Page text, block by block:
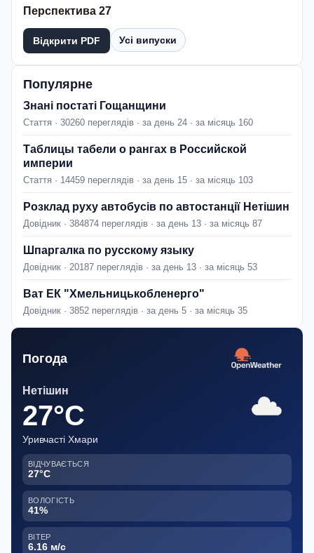
Перспектива 27
Відкрити PDF Усі випуски
Популярне
Знані постаті Гощанщини
Стаття · 30260 переглядів · за день 24 · за місяць 160
Таблицы табели о рангах в Российской
империи
Стаття · 14459 переглядів · за день 15 · за місяць 103
Розклад руху автобусів по автостанції Нетішин
Довідник · 384874 переглядів · за день 13 · за місяць 87
Шпаргалка по русскому языку
Довідник · 20187 переглядів · за день 13 · за місяць 53
Ват ЕК "Хмельницькобленерго"
Довідник · 3852 переглядів · за день 5 · за місяць 35
Погода
Нетішин
27°C
Уривчасті Хмари
ВІДЧУВАЄТЬСЯ
27°C
ВОЛОГІСТЬ
41%
ВІТЕР
6.16 м/с